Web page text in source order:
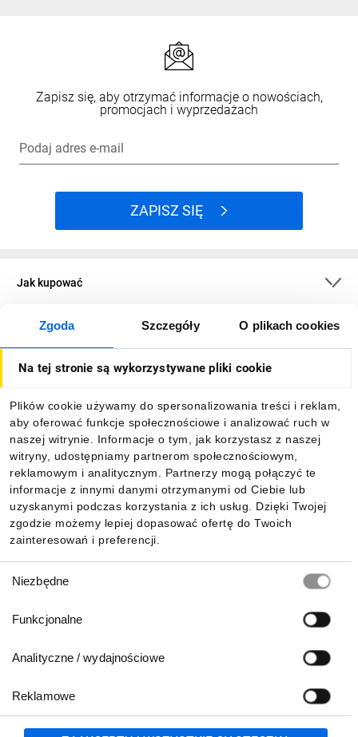
Zgoda Szczegóły O plikach cookies
Na tej stronie są wykorzystywane pliki cookie
Plików cookie używamy do spersonalizowania treści i reklam,
aby oferować funkcje społecznościowe i analizować ruch w
naszej witrynie. Informacje o tym, jak korzystasz z naszej
witryny, udostępniamy partnerom społecznościowym,
reklamowym i analitycznym. Partnerzy mogą połączyć te
informacje z innymi danymi otrzymanymi od Ciebie lub
uzyskanymi podczas korzystania z ich usług. Dzięki Twojej
zgodzie możemy lepiej dopasować ofertę do Twoich
zainteresowań i preferencji.
zgody
Niezbędne
Funkcjonalne
Analityczne / wydajnościowe
Reklamowe
Zapisz się, aby otrzymać informacje o nowościach,
promocjach i wyprzedażach
Podaj adres e-mail
ZAPISZ SIĘ
Jak kupować
O firmie
Informacje
Pobierz naszą aplikację mobilną:
801 500 700 lub 71 37 61 600